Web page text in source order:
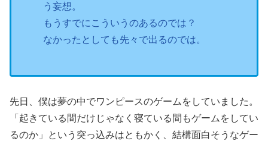
う妄想。
もうすでにこういうのあるのでは？
なかったとしても先々で出るのでは。
先日、僕は夢の中でワンピースのゲームをしていました。
「起きている間だけじゃなく寝ている間もゲームをしてい
るのか」という突っ込みはともかく、結構面白そうなゲー